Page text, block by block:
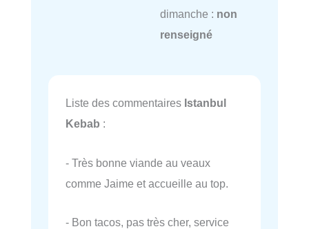
dimanche : non
renseigné
Liste des commentaires Istanbul
Kebab :
- Très bonne viande au veaux
comme Jaime et accueille au top.
- Bon tacos, pas très cher, service